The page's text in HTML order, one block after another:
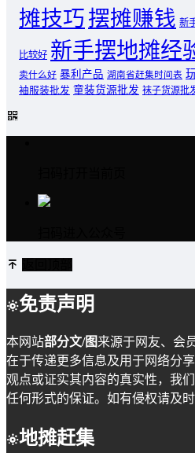
摊技巧摆摊赚钱 新
比较好 新手摆地摊经
卖什么好 暴利产品 湖南省赶集时间表
袖服装批发 童装货源批发 袜子货源批
免责声明
本网站部分文/图来源于网友、会
在于传递更多信息及用于网络分
观点或证实其内容的真实性，我
任何形式的保证。如有侵权请及时
地摊赶集